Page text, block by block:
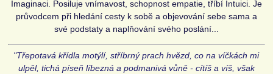
Imaginaci. Posiluje vnímavost, schopnost empatie, tříbí Intuici. Je
průvodcem při hledání cesty k sobě a objevování sebe sama a
své podstaty a naplňování svého poslání...
"Třepotavá křídla motýlí, stříbrný prach hvězd, co na víčkách mi
ulpěl, tichá píseň líbezná a podmanivá vůně - cítíš a víš, však